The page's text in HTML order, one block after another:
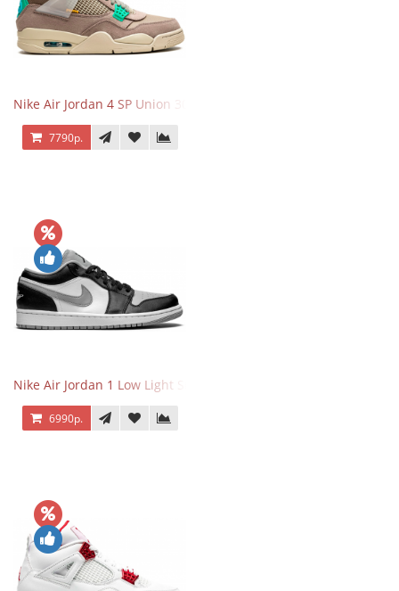
Nike Air Jordan 4 SP Union 30th Anniversary Taupe Haze
7790р.
Nike Air Jordan 1 Low Light Smoke Grey
6990р.